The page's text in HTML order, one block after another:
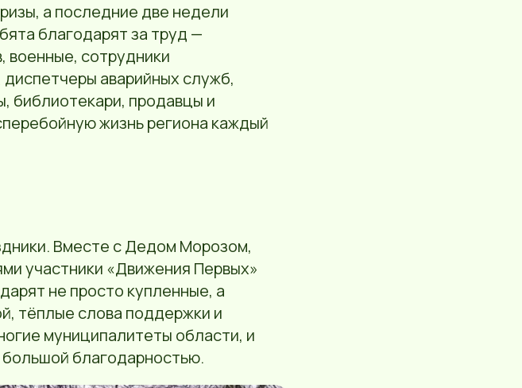
а последние две недели
благодарят за труд —
военные, сотрудники
аварийных служб,
библиотекари, продавцы и
жизнь региона каждый
Вместе с Дедом Морозом,
участники «Движения Первых»
не просто купленные, а
тёплые слова поддержки и
муниципалитеты области, и
благодарностью.